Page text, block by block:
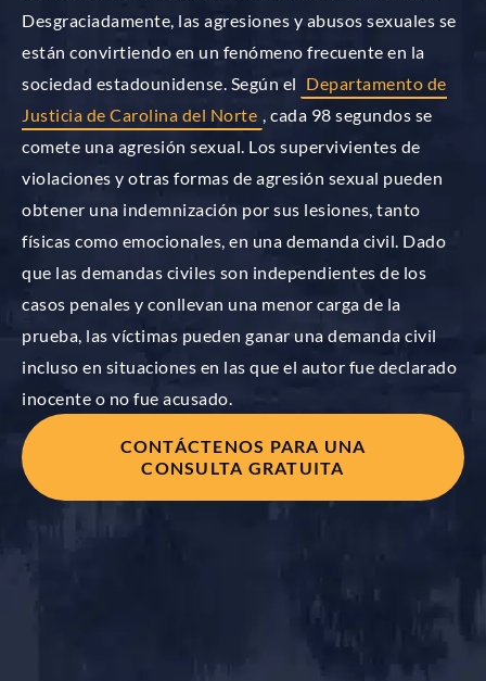
Desgraciadamente, las agresiones y abusos sexuales se
están convirtiendo en un fenómeno frecuente en la
sociedad estadounidense. Según el Departamento de
Justicia de Carolina del Norte
, cada 98 segundos se
comete una agresión sexual. Los supervivientes de
violaciones y otras formas de agresión sexual pueden
obtener una indemnización por sus lesiones, tanto
físicas como emocionales, en una demanda civil. Dado
que las demandas civiles son independientes de los
casos penales y conllevan una menor carga de la
prueba, las víctimas pueden ganar una demanda civil
incluso en situaciones en las que el autor fue declarado
inocente o no fue acusado.
CONTÁCTENOS PARA UNA
CONSULTA GRATUITA